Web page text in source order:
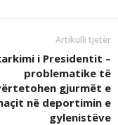
Artikulli tjetër
i Presidentit –
problematike të
gjurmët e
në deportimin e
gylenistëve